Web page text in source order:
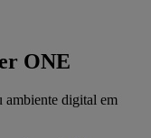
ONE
ambiente digital em